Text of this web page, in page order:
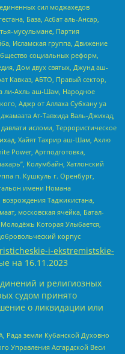
сил моджахедов
База, Асбат аль-Ансар,
мусульмане, Партия
Исламская группа, Движение
социальных реформ,
Дом двух святых, Джунд аш-
Кавказ, АБТО, Правый сектор,
ли-Ахль аш-Шам, Народное
Аджр от Аллаха Субхану уа
Ат-Тавхида Валь-Джихад,
исломи, Террористическое
Хайят Тахрир аш-Шам, Ахлю
Power, Артподготовка,
Колумбайн, Хатлонский
п. Кушкуль г. Оренбург,
имени Номана
Таджикистана,
московская ячейка, Батал-
Которая Улыбается,
корпус
i-ekstremistskie-
на 16.11.2023
и религиозных
судом принято
о ликвидации или
Рада земли Кубанской Духовно
Управления Асгардской Веси